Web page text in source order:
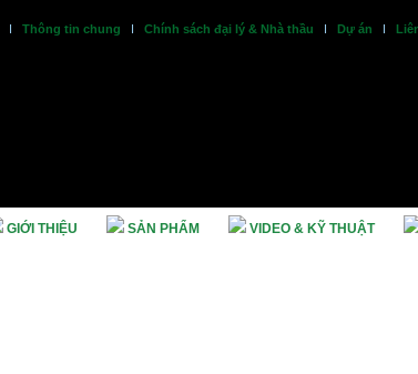
GIỚI THIỆU SẢN PHẨM VIDEO & KỸ THUẬT
I Thông tin chung I Chính sách đại lý & Nhà thầu I Dự án I